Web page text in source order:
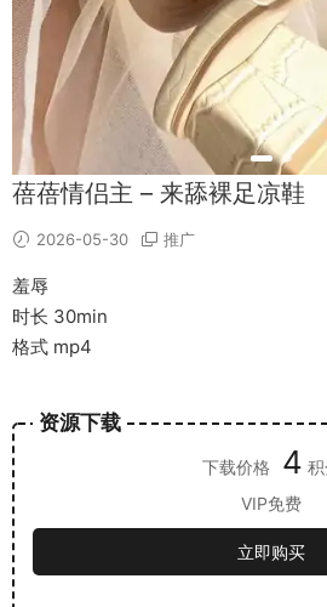
蓓蓓情侣主 – 来舔裸足凉鞋
2026-05-30 推广
羞辱
时长 30min
格式 mp4
资源下载
下载价格 4
VIP免费
立即购买